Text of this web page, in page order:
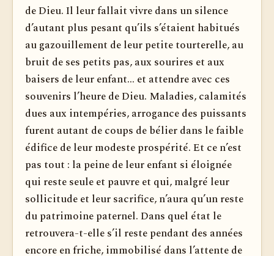
de Dieu. Il leur fallait vivre dans un silence
d’autant plus pesant qu’ils s’étaient habitués
au gazouillement de leur petite tourterelle, au
bruit de ses petits pas, aux sourires et aux
baisers de leur enfant... et attendre avec ces
souvenirs l’heure de Dieu. Maladies, calamités
dues aux intempéries, arrogance des puissants
furent autant de coups de bélier dans le faible
édifice de leur modeste prospérité. Et ce n’est
pas tout : la peine de leur enfant si éloignée
qui reste seule et pauvre et qui, malgré leur
sollicitude et leur sacrifice, n’aura qu’un reste
du patrimoine paternel. Dans quel état le
retrouvera-t-elle s’il reste pendant des années
encore en friche, immobilisé dans l’attente de